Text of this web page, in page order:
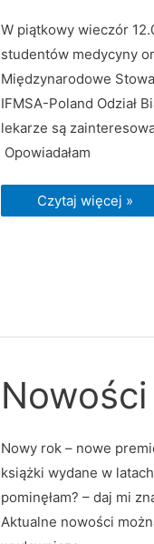
W piątkowy wieczór
studentów medycyny
Międzynarodowe
IFMSA-Poland Odział
lekarze są
Opowiadałam
Czytaj więcej »
Nowy rok – nowe
książki wydane w
pominęłam? – daj mi
Aktualne nowości
wydawnicze